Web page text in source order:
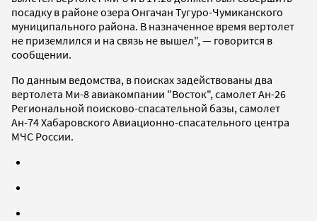
посадку в районе озера Онгачан Тугуро-Чумиканского
муниципального района. В назначенное время вертолет
не приземлился и на связь не вышел", — говорится в
сообщении.
По данным ведомства, в поисках задействованы два
вертолета Ми-8 авиакомпании "Восток", самолет Ан-26
Региональной поисково-спасательной базы, самолет
Ан-74 Хабаровского Авиационно-спасательного центра
МЧС России.